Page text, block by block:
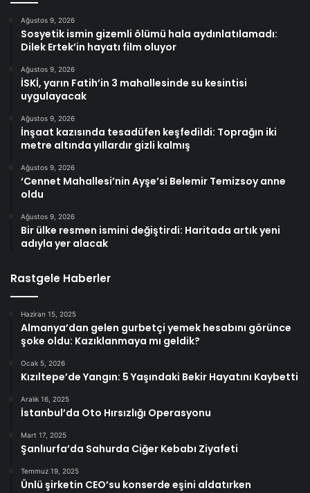
Ağustos 9, 2026
Sosyetik ismin gizemli ölümü hala aydınlatılamadı:
Dilek Ertek’in hayatı film oluyor
Ağustos 9, 2026
İSKİ, yarın Fatih’in 3 mahallesinde su kesintisi
uygulayacak
Ağustos 9, 2026
İnşaat kazısında tesadüfen keşfedildi: Toprağın iki
metre altında yıllardır gizli kalmış
Ağustos 9, 2026
‘Cennet Mahallesi’nin Ayşe’si Belemir Temizsoy anne
oldu
Ağustos 9, 2026
Bir ülke resmen ismini değiştirdi: Haritada artık yeni
adıyla yer alacak
Rastgele Haberler
Haziran 15, 2025
Almanya’dan gelen gurbetçi yemek hesabını görünce
şoke oldu: Kazıklanmaya mı geldik?
Ocak 5, 2026
Kızıltepe’de Yangın: 5 Yaşındaki Bekir Hayatını Kaybetti
Aralık 16, 2025
İstanbul’da Oto Hırsızlığı Operasyonu
Mart 17, 2025
Şanlıurfa’da Sahurda Ciğer Kebabı Ziyafeti
Temmuz 19, 2025
Ünlü şirketin CEO’su konserde eşini aldatırken